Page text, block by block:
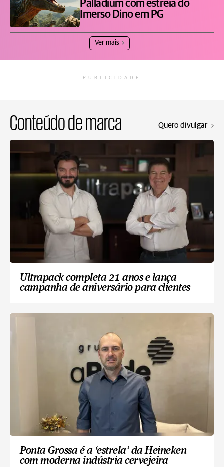
Palladium com estreia do
Imerso Dino em PG
Ver mais
PUBLICIDADE
Conteúdo de marca Quero divulgar
Ultrapack completa 21 anos e lança
campanha de aniversário para clientes
Ponta Grossa é a ‘estrela’ da Heineken
com moderna indústria cervejeira